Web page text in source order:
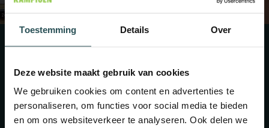
Toestemming Details Over
Deze website maakt gebruik van cookies
We gebruiken cookies om content en advertenties te
personaliseren, om functies voor social media te bieden
en om ons websiteverkeer te analyseren. Ook delen we
Daarom een Hardhouten
schutting
van Schutting Kampioen